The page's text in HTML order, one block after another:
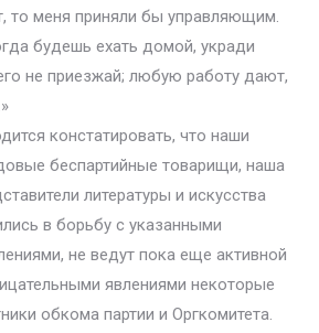
то меня приняли бы управляющим.
будешь ехать домой, укради
не приезжай; любую работу дают,
констатировать, что наши
беспартийные товарищи, наша
литературы и искусства
в борьбу с указанными
не ведут пока еще активной
явлениями некоторые
обкома партии и Оргкомитета.